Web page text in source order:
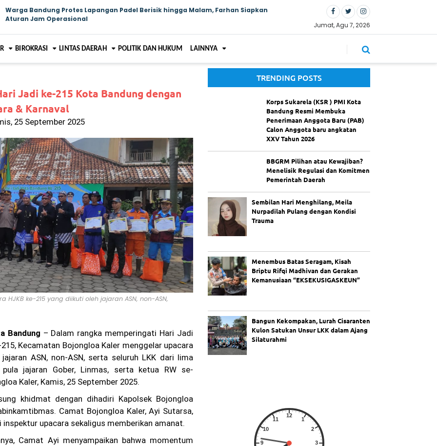
Warga Bandung Protes Lapangan Padel Berisik hingga Malam, Farhan Siapkan
Aturan Jam Operasional
Jumat, Agu 7, 2026
BIROKRASI LINTAS DAERAH POLITIK DAN HUKUM LAINNYA
Jadi ke-215 Kota Bandung dengan
& Karnaval
25 September 2025
ke-215 yang diikuti oleh jajaran ASN, non-ASN,
Bandung – Dalam rangka memperingati Hari Jadi
Kecamatan Bojongloa Kaler menggelar upacara
ASN, non-ASN, serta seluruh LKK dari lima
pula jajaran Gober, Linmas, serta ketua RW se-
Kaler, Kamis, 25 September 2025.
khidmat dengan dihadiri Kapolsek Bojongloa
Camat Bojongloa Kaler, Ayi Sutarsa,
inspektur upacara sekaligus memberikan amanat.
Camat Ayi menyampaikan bahwa momentum
TRENDING POSTS
Korps Sukarela (KSR ) PMI Kota
Bandung Resmi Membuka
Penerimaan Anggota Baru (PAB)
Calon Anggota baru angkatan
XXV Tahun 2026
BBGRM Pilihan atau Kewajiban?
Menelisik Regulasi dan Komitmen
Pemerintah Daerah
Sembilan Hari Menghilang, Meila
Nurpadilah Pulang dengan Kondisi
Trauma
Menembus Batas Seragam, Kisah
Briptu Rifqi Madhivan dan Gerakan
Kemanusiaan “EKSEKUSIGASKEUN”
Bangun Kekompakan, Lurah Cisaranten
Kulon Satukan Unsur LKK dalam Ajang
Silaturahmi